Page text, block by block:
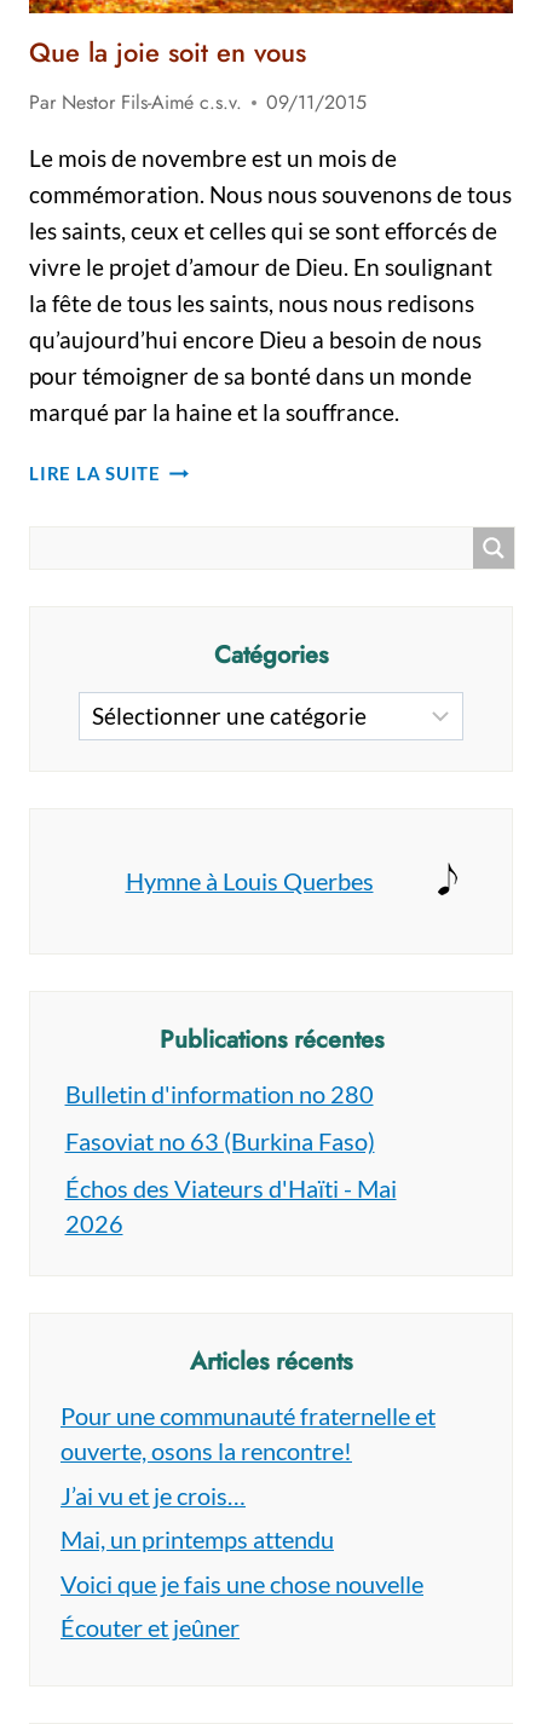
Que la joie soit en vous
Par Nestor Fils-Aimé c.s.v.
09/11/2015
Le mois de novembre est un mois de
commémoration. Nous nous souvenons de tous
les saints, ceux et celles qui se sont efforcés de
vivre le projet d’amour de Dieu. En soulignant
la fête de tous les saints, nous nous redisons
qu’aujourd’hui encore Dieu a besoin de nous
pour témoigner de sa bonté dans un monde
marqué par la haine et la souffrance.
LIRE LA SUITE QUE
Catégories
Catégories
Hymne à Louis Querbes
Publications récentes
Bulletin d'information no 280
Fasoviat no 63 (Burkina Faso)
Échos des Viateurs d'Haïti - Mai
2026
Articles récents
Pour une communauté fraternelle et
ouverte, osons la rencontre!
J’ai vu et je crois…
Mai, un printemps attendu
Voici que je fais une chose nouvelle
Écouter et jeûner